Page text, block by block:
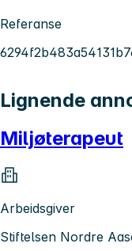
Referanse
Lignende
Miljøterapeut
Arbeidsgiver
Stiftelsen Nordre